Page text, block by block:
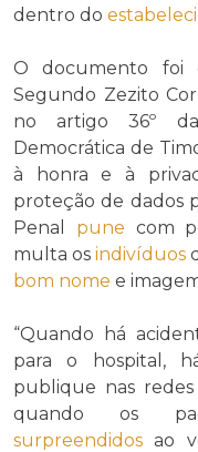
dentro do
O documento foi
Segundo Zezito
no artigo 36º
Democrática de
à honra e à
proteção de dados
Penal pune com
multa os indivíduos
bom nome e
“Quando há
para o hospital,
publique nas redes
quando os
surpreendidos ao